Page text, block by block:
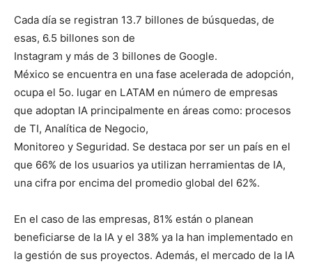
Cada día se registran 13.7 billones de búsquedas, de
esas, 6.5 billones son de
Instagram y más de 3 billones de Google.
México se encuentra en una fase acelerada de adopción,
ocupa el 5o. lugar en LATAM en número de empresas
que adoptan IA principalmente en áreas como: procesos
de TI, Analítica de Negocio,
Monitoreo y Seguridad. Se destaca por ser un país en el
que 66% de los usuarios ya utilizan herramientas de IA,
una cifra por encima del promedio global del 62%.
En el caso de las empresas, 81% están o planean
beneficiarse de la IA y el 38% ya la han implementado en
la gestión de sus proyectos. Además, el mercado de la IA